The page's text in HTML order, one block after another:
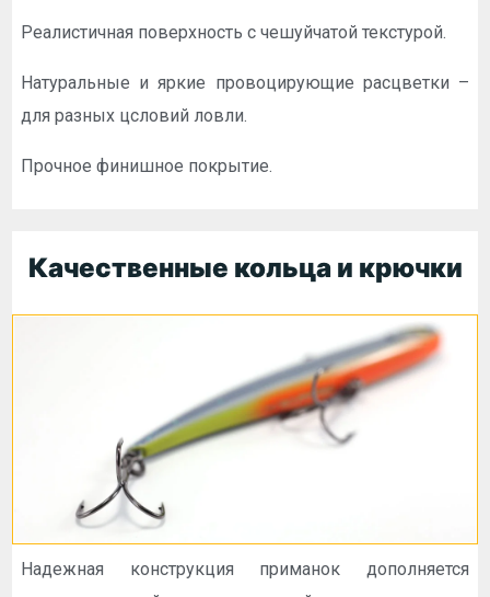
Реалистичная поверхность с чешуйчатой текстурой.
Натуральные и яркие провоцирующие расцветки –
для разных цсловий ловли.
Прочное финишное покрытие.
Качественные кольца и крючки
Надежная конструкция приманок дополняется